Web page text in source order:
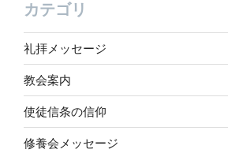
カテゴリ
礼拝メッセージ
教会案内
使徒信条の信仰
修養会メッセージ